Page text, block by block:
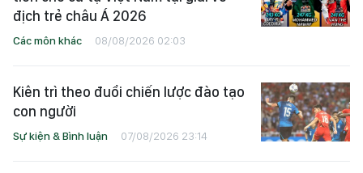
địch trẻ châu Á 2026
Các môn khác 08/08/2026 02:03
Kiên trì theo đuổi chiến lược đào tạo
con người
Sự kiện & Bình luận 07/08/2026 23:14